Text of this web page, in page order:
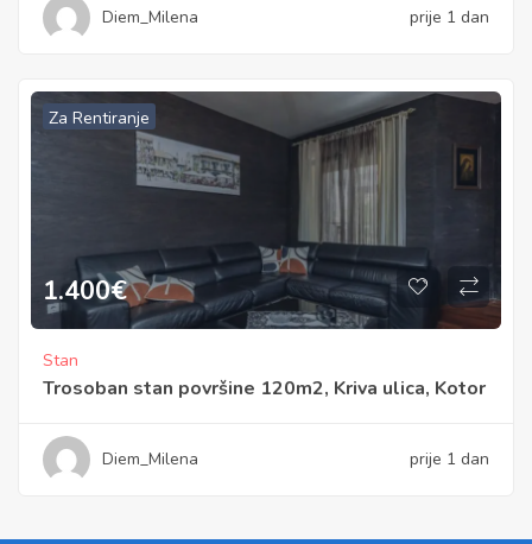
Diem_Milena prije 1 dan
Za Rentiranje
1.400€
Stan
Trosoban stan površine 120m2, Kriva ulica, Kotor
Diem_Milena prije 1 dan